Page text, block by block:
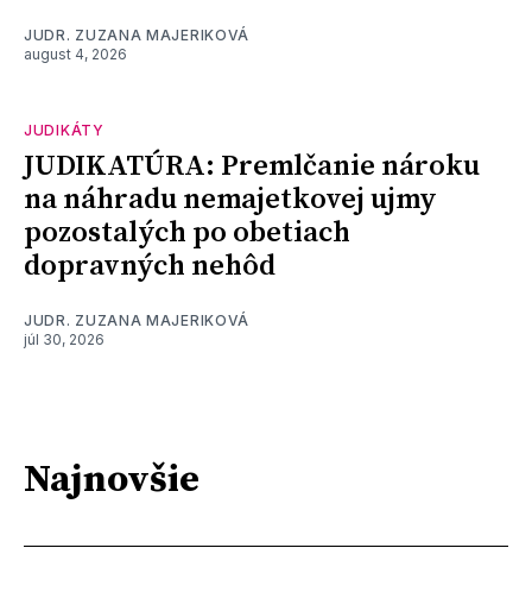
JUDR. ZUZANA MAJERIKOVÁ
august 4, 2026
JUDIKÁTY
JUDIKATÚRA: Premlčanie nároku
na náhradu nemajetkovej ujmy
pozostalých po obetiach
dopravných nehôd
JUDR. ZUZANA MAJERIKOVÁ
júl 30, 2026
Najnovšie